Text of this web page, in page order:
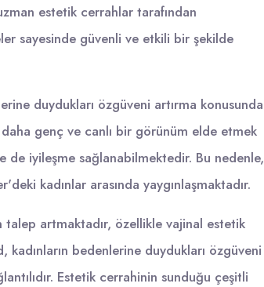
estetik cerrahlar tarafından
sayesinde güvenli ve etkili bir şekilde
duydukları özgüveni artırma konusunda
genç ve canlı bir görünüm elde etmek
de iyileşme sağlanabilmektedir. Bu nedenle,
kadınlar arasında yaygınlaşmaktadır.
talep artmaktadır, özellikle vajinal estetik
bedenlerine duydukları özgüveni
Estetik cerrahinin sunduğu çeşitli